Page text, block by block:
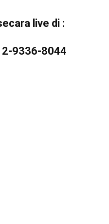
live di :
9336-8044